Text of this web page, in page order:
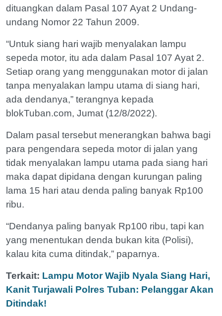
dituangkan dalam Pasal 107 Ayat 2 Undang-
undang Nomor 22 Tahun 2009.
“Untuk siang hari wajib menyalakan lampu
sepeda motor, itu ada dalam Pasal 107 Ayat 2.
Setiap orang yang menggunakan motor di jalan
tanpa menyalakan lampu utama di siang hari,
ada dendanya,” terangnya kepada
blokTuban.com, Jumat (12/8/2022).
Dalam pasal tersebut menerangkan bahwa bagi
para pengendara sepeda motor di jalan yang
tidak menyalakan lampu utama pada siang hari
maka dapat dipidana dengan kurungan paling
lama 15 hari atau denda paling banyak Rp100
ribu.
“Dendanya paling banyak Rp100 ribu, tapi kan
yang menentukan denda bukan kita (Polisi),
kalau kita cuma ditindak,” paparnya.
Terkait: Lampu Motor Wajib Nyala Siang Hari,
Kanit Turjawali Polres Tuban: Pelanggar Akan
Ditindak!